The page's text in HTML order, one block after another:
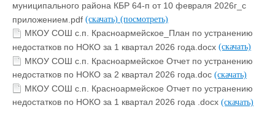
муниципального района КБР 64-п от 10 февраля 2026г_с
приложением.pdf (скачать) (посмотреть)
МКОУ СОШ с.п. Красноармейское_План по устранению
недостатков по НОКО за 1 квартал 2026 года.docx (скачать)
МКОУ СОШ с.п. Красноармейское Отчет по устранению
недостатков по НОКО за 2 квартал 2026 года.doc (скачать)
МКОУ СОШ с.п. Красноармейское Отчет по устранению
недостатков по НОКО за 1 квартал 2026 года .docx (скачать)